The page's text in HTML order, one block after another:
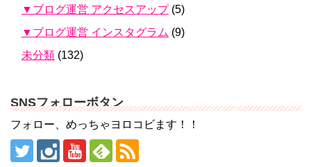
▼ブログ運営 アクセスアップ(5)
▼ブログ運営 インスタグラム (9)
未分類 (132)
SNSフォローボタン
フォロー、めっちゃヨロコビます！！